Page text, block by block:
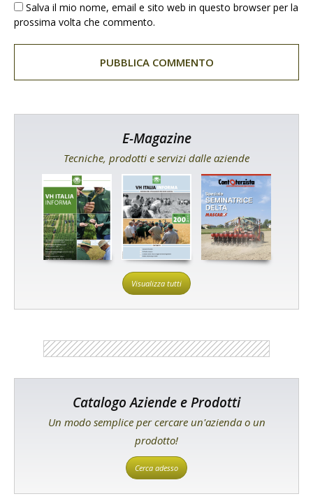
Salva il mio nome, email e sito web in questo browser per la
prossima volta che commento.
E-Magazine
Tecniche, prodotti e servizi dalle aziende
Visualizza tutti
Catalogo Aziende e Prodotti
Un modo semplice per cercare un'azienda o un
prodotto!
Cerca adesso